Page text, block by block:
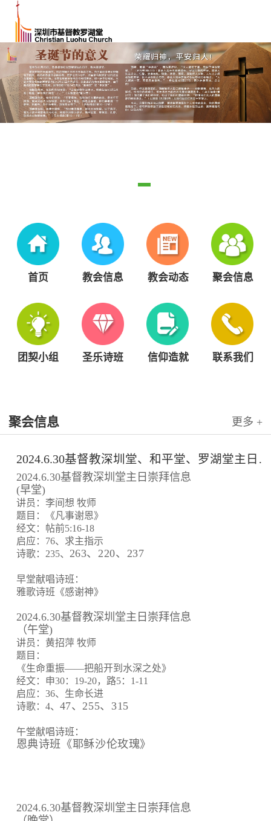
首页 教会信息 教会动态 聚会信息
团契小组 圣乐诗班 信仰造就 联系我们
聚会信息 更多 +
2024.6.30基督教深圳堂、和平堂、罗湖堂主日崇拜信息
2024.6.30基督教深圳堂主日崇拜信息
(早堂)
讲员：李间想 牧师
题目：《凡事谢恩》
经文：帖前5:16-18
启应：76、求主指示
诗歌：235、 263、220、237
早堂献唱诗班：
雅歌诗班《感谢神》
2024.6.30基督教深圳堂主日崇拜信息
（午堂)
讲员：黄招萍 牧师
题目：
《生命重振——把船开到水深之处》
经文：申30：19-20，路5：1-11
启应：36、生命长进
诗歌：4、 47、255、315
午堂献唱诗班：
恩典诗班《耶稣沙伦玫瑰》
2024.6.30基督教深圳堂主日崇拜信息